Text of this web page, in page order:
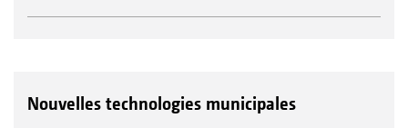
Nouvelles technologies municipales